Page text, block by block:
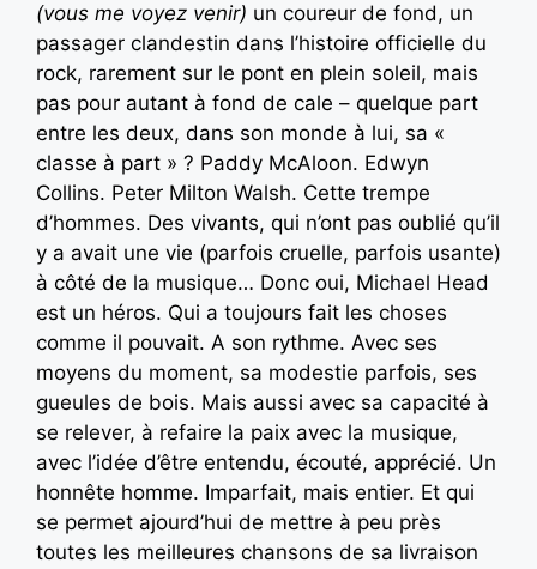
(vous me voyez venir) un coureur de fond, un
passager clandestin dans l’histoire officielle du
rock, rarement sur le pont en plein soleil, mais
pas pour autant à fond de cale – quelque part
entre les deux, dans son monde à lui, sa «
classe à part » ? Paddy McAloon. Edwyn
Collins. Peter Milton Walsh. Cette trempe
d’hommes. Des vivants, qui n’ont pas oublié qu’il
y a avait une vie (parfois cruelle, parfois usante)
à côté de la musique… Donc oui, Michael Head
est un héros. Qui a toujours fait les choses
comme il pouvait. A son rythme. Avec ses
moyens du moment, sa modestie parfois, ses
gueules de bois. Mais aussi avec sa capacité à
se relever, à refaire la paix avec la musique,
avec l’idée d’être entendu, écouté, apprécié. Un
honnête homme. Imparfait, mais entier. Et qui
se permet ajourd’hui de mettre à peu près
toutes les meilleures chansons de sa livraison